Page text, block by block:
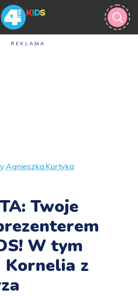
REKLAMA
Agnieszka Kurtyka
Twoje
W tym
z